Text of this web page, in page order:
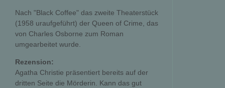
Nach "Black Coffee" das zweite Theaterstück
(1958 uraufgeführt) der Queen of Crime, das
von Charles Osborne zum Roman
umgearbeitet wurde.
Rezension:
Agatha Christie präsentiert bereits auf der
dritten Seite die Mörderin. Kann das gut